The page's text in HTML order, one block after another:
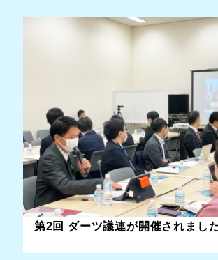
第2回 ダーツ議連が開催されまし